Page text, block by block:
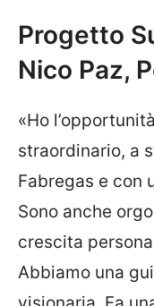
Progetto
Nico Paz,
«Ho
straordinario, a
Fabregas e con
Sono anche
crescita
Abbiamo una